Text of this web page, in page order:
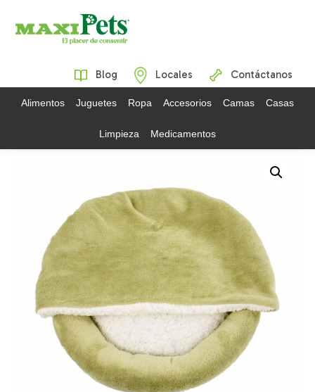
Blog Locales Contáctanos
Alimentos Juguetes Ropa Accesorios Camas Casas
Limpieza Medicamentos